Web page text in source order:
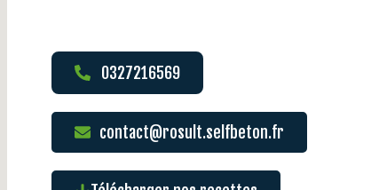
0327216569
contact@rosult.selfbeton.fr